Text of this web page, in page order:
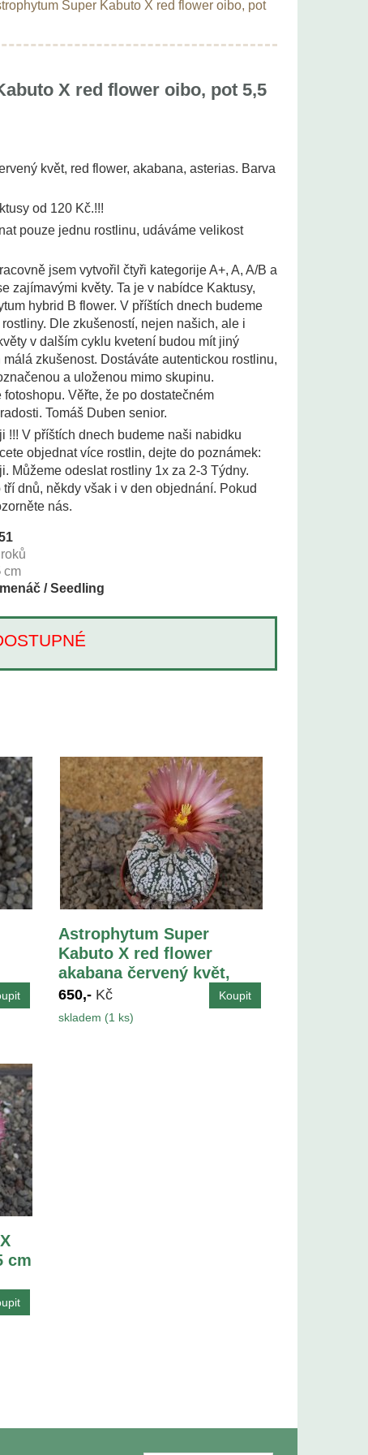
Super Kabuto X red flower oibo, pot
X red flower oibo, pot 5,5
květ, red flower, akabana, asterias. Barva
od 120 Kč.!!!
pouze jednu rostlinu, udáváme velikost
jsem vytvořil čtyři kategorije A+, A, A/B a
zajímavými květy. Ta je v nabídce Kaktusy,
hybrid B flower. V příštích dnech budeme
Dle zkušeností, nejen našich, ale i
v dalším cyklu kvetení budou mít jiný
zkušenost. Dostáváte autentickou rostlinu,
a uloženou mimo skupinu.
Věřte, že po dostatečném
Tomáš Duben senior.
!!! V příštích dnech budeme naši nabidku
objednat více rostlin, dejte do poznámek:
Můžeme odeslat rostliny 1x za 2-3 Týdny.
dnů, někdy však i v den objednání. Pokud
nás.
roků
cm
/ Seedling
Astrophytum Super
Kabuto X red flower
akabana červený květ,
květináč 5,5 cm
650,- Kč
skladem (1 ks)
cm